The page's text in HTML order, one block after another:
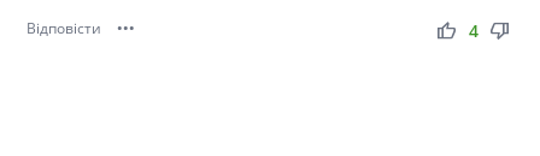
Відповісти ••• thumb_up thumb_down
4